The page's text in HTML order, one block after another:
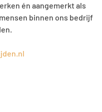
én aangemerkt als
binnen ons bedrijf